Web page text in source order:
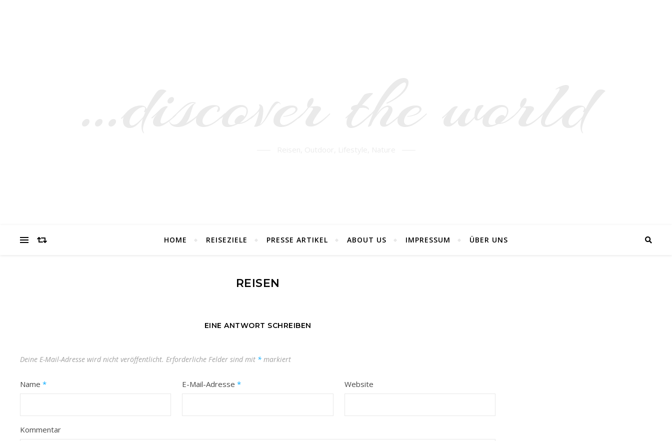
HOME REISEZIELE PRESSE ARTIKEL ABOUT US IMPRESSUM ÜBER UNS
REISEN
EINE ANTWORT SCHREIBEN
Deine E-Mail-Adresse wird nicht veröffentlicht. Erforderliche Felder sind mit * markiert
Name * E-Mail-Adresse* Website
Kommentar